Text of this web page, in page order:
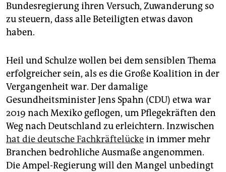
Bundesregierung ihren Versuch, Zuwanderung so
zu steuern, dass alle Beteiligten etwas davon
haben.
Heil und Schulze wollen bei dem sensiblen Thema
erfolgreicher sein, als es die Große Koalition in der
Vergangenheit war. Der damalige
Gesundheitsminister Jens Spahn (CDU) etwa war
2019 nach Mexiko geflogen, um Pflegekräften den
Weg nach Deutschland zu erleichtern. Inzwischen
hat die deutsche Fachkräftelückein immer mehr
Branchen bedrohliche Ausmaße angenommen.
Die Ampel-Regierung will den Mangel unbedingt